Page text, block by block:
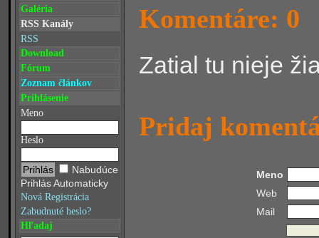
Galéria
RSS Kanály
RSS
Download
Fórum
Zoznam článkov
Prihlásenie
Meno
Heslo
Nabudúce
Prihlás Automaticky
Nová Registrácia
Zabudnuté heslo?
Hľadaj
Komentáre: 0
Zatial tu nieje
Pridaj
Meno
Web
Mail